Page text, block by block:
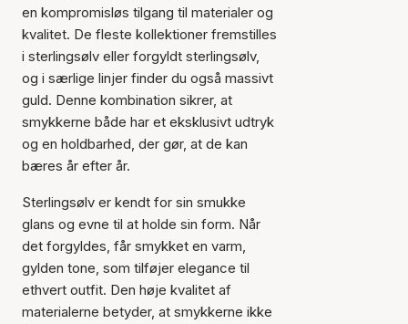
en kompromisløs tilgang til materialer og
kvalitet. De fleste kollektioner fremstilles
i sterlingsølv eller forgyldt sterlingsølv,
og i særlige linjer finder du også massivt
guld. Denne kombination sikrer, at
smykkerne både har et eksklusivt udtryk
og en holdbarhed, der gør, at de kan
bæres år efter år.
Sterlingsølv er kendt for sin smukke
glans og evne til at holde sin form. Når
det forgyldes, får smykket en varm,
gylden tone, som tilføjer elegance til
ethvert outfit. Den høje kvalitet af
materialerne betyder, at smykkerne ikke